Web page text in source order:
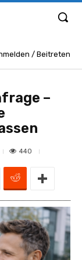
/ Beitreten
–
440